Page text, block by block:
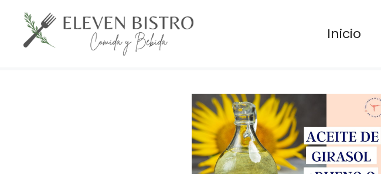
Saltar
contenido
Inicio